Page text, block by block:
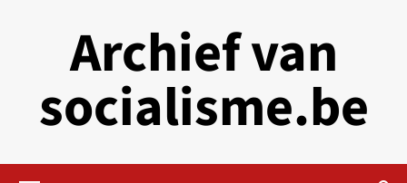
Archief van
socialisme.be